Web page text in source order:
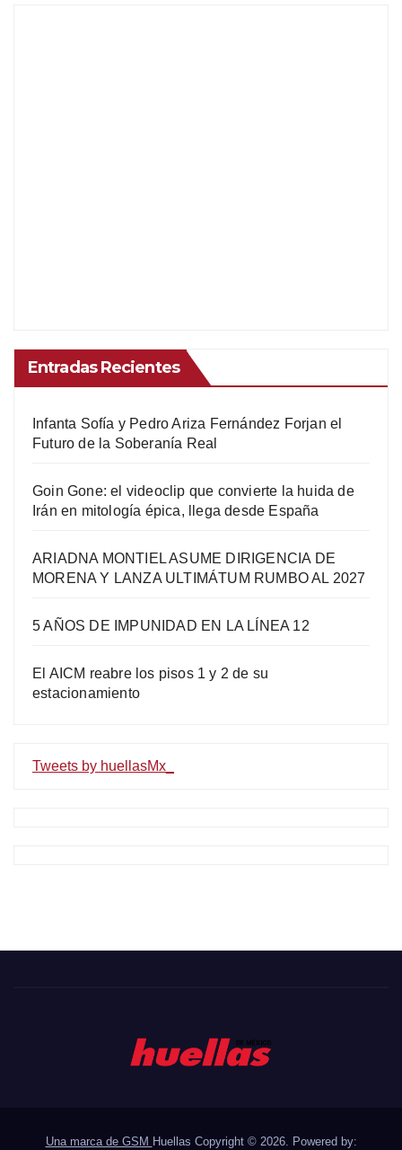
Entradas Recientes
Infanta Sofía y Pedro Ariza Fernández Forjan el
Futuro de la Soberanía Real
Goin Gone: el videoclip que convierte la huida de
Irán en mitología épica, llega desde España
ARIADNA MONTIEL ASUME DIRIGENCIA DE
MORENA Y LANZA ULTIMÁTUM RUMBO AL 2027
5 AÑOS DE IMPUNIDAD EN LA LÍNEA 12
El AICM reabre los pisos 1 y 2 de su
estacionamiento
Tweets by huellasMx_
Una marca de GSM Huellas Copyright © 2026. Powered by: